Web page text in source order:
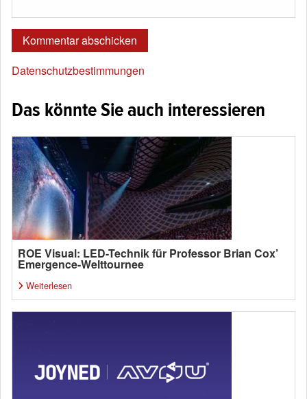
Datenschutzbestimmungen
Das könnte Sie auch interessieren
ROE Visual: LED-Technik für Professor Brian Cox’
Emergence-Welttournee
Weiterlesen